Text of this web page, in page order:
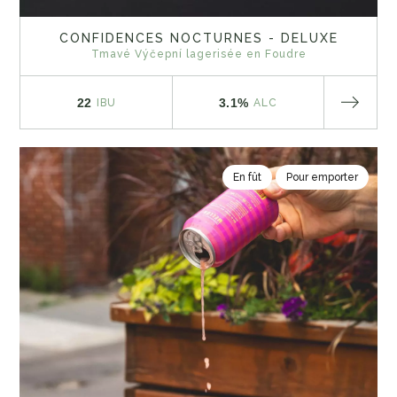
CONFIDENCES NOCTURNES - DELUXE
Tmavé Výčepní lagerisée en Foudre
22 IBU 3.1% ALC
En fût Pour emporter